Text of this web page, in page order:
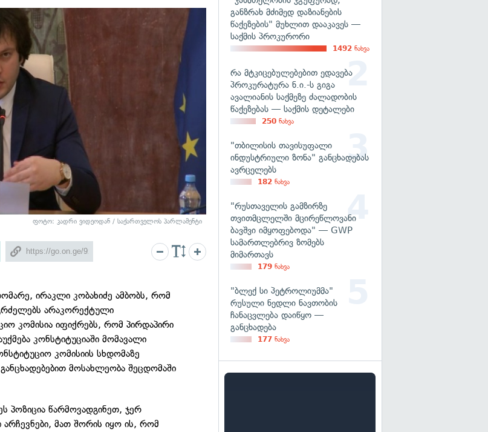
ფოტო: კადრი ვიდეოდან / საქართველოს პარლამენტი
ირაკლი კობახიძე ამბობს, რომ
არაკორექტული
კომისია იფიქრებს, რომ პირდაპირი
კონსტიტუციაში მომავალი
კომისიის სხდომაზე
მოსახლეობა შეცდომაში
პოზიცია წარმოვადგინეთ, ჯერ
მათ შორის იყო ის, რომ
განზრახ მძიმედ დაზიანების
წაქეზების" მუხლით დააკავეს —
საქმის პროკურორი
1492 ნახვა
რა მტკიცებულებებით ედავება
პროკურატურა ნ.ი.-ს გიგა
ავალიანის საქმეზე ძალადობის
წაქეზებას — საქმის დეტალები
250 ნახვა
"თბილისის თავისუფალი
ინდუსტრიული ზონა" განცხადებას
ავრცელებს
182 ნახვა
"რუსთაველის გამზირზე
თვითმცლელში მცირეწლოვანი
ბავშვი იმყოფებოდა" — GWP
სამართლებრივ ზომებს
მიმართავს
179 ნახვა
"ბლექ სი პეტროლიუმმა"
რუსული ნედლი ნავთობის
ჩანაცვლება დაიწყო —
განცხადება
177 ნახვა